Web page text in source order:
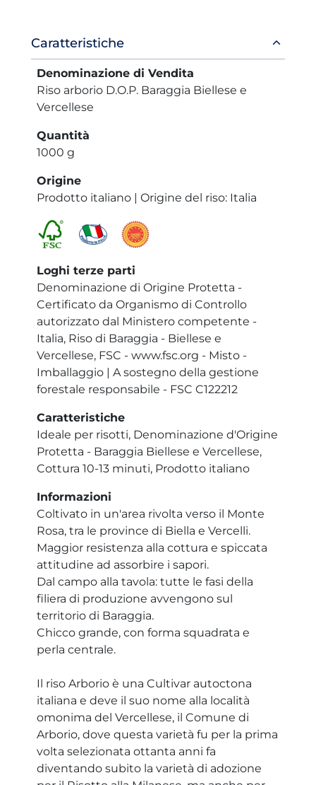
Informazioni
prodotto
Caratteristiche
Denominazione di Vendita
Riso arborio D.O.P. Baraggia Biellese e
Vercellese
Quantità
1000 g
Origine
Prodotto italiano | Origine del riso: Italia
Loghi terze parti
Denominazione di Origine Protetta -
Certificato da Organismo di Controllo
autorizzato dal Ministero competente -
Italia, Riso di Baraggia - Biellese e
Vercellese, FSC - www.fsc.org - Misto -
Imballaggio | A sostegno della gestione
forestale responsabile - FSC C122212
Caratteristiche
Ideale per risotti, Denominazione d'Origine
Protetta - Baraggia Biellese e Vercellese,
Cottura 10-13 minuti, Prodotto italiano
Informazioni
Coltivato in un'area rivolta verso il Monte
Rosa, tra le province di Biella e Vercelli.
Maggior resistenza alla cottura e spiccata
attitudine ad assorbire i sapori.
Dal campo alla tavola: tutte le fasi della
filiera di produzione avvengono sul
territorio di Baraggia.
Chicco grande, con forma squadrata e
perla centrale.
Il riso Arborio è una Cultivar autoctona
italiana e deve il suo nome alla località
omonima del Vercellese, il Comune di
Arborio, dove questa varietà fu per la prima
volta selezionata ottanta anni fa
diventando subito la varietà di adozione